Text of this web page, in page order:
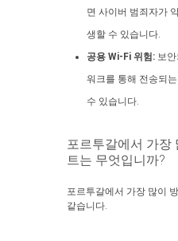
면 사이버 범죄자가
생할 수 있습니다.
공용 Wi-Fi 위험: 보
워크를 통해 전송되
수 있습니다.
포르투갈에서 가장
트는 무엇입니까?
포르투갈에서 가장 많이
같습니다.